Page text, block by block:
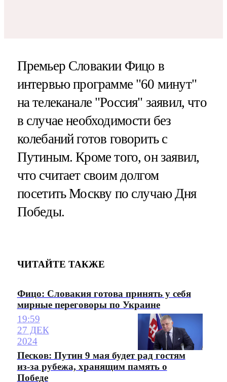
Премьер Словакии Фицо в
интервью программе "60 минут"
на телеканале "Россия" заявил, что
в случае необходимости без
колебаний готов говорить с
Путиным. Кроме того, он заявил,
что считает своим долгом
посетить Москву по случаю Дня
Победы.
ЧИТАЙТЕ ТАКЖЕ
Фицо: Словакия готова принять у себя
мирные переговоры по Украине
19:59
27 ДЕК
2024
Песков: Путин 9 мая будет рад гостям
из-за рубежа, хранящим память о
Победе